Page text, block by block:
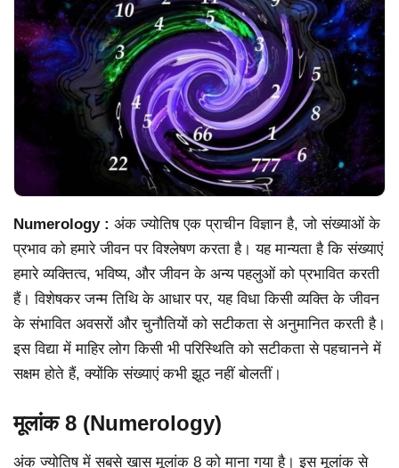
Numerology : अंक ज्योतिष एक प्राचीन विज्ञान है, जो संख्याओं के
प्रभाव को हमारे जीवन पर विश्लेषण करता है। यह मान्यता है कि संख्याएं
हमारे व्यक्तित्व, भविष्य, और जीवन के अन्य पहलुओं को प्रभावित करती
हैं। विशेषकर जन्म तिथि के आधार पर, यह विधा किसी व्यक्ति के जीवन
के संभावित अवसरों और चुनौतियों को सटीकता से अनुमानित करती है।
इस विद्या में माहिर लोग किसी भी परिस्थिति को सटीकता से पहचानने में
सक्षम होते हैं, क्योंकि संख्याएं कभी झूठ नहीं बोलतीं।
मूलांक 8 (Numerology)
अंक ज्योतिष में सबसे खास मूलांक 8 को माना गया है। इस मूलांक से